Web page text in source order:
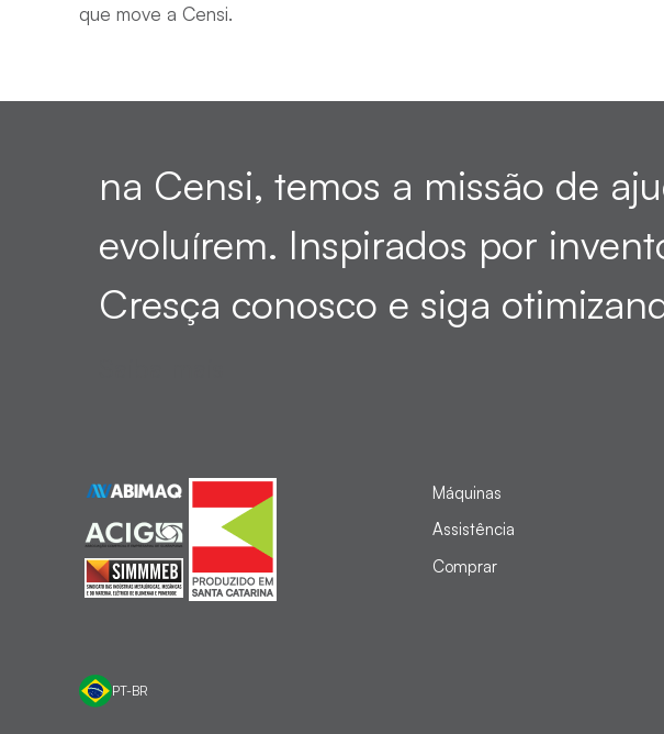
que move a Censi.
na Censi, temos a missão de
evoluírem. Inspirados por
Cresça conosco e siga
Máquinas
Assistência
Comprar
PT-BR